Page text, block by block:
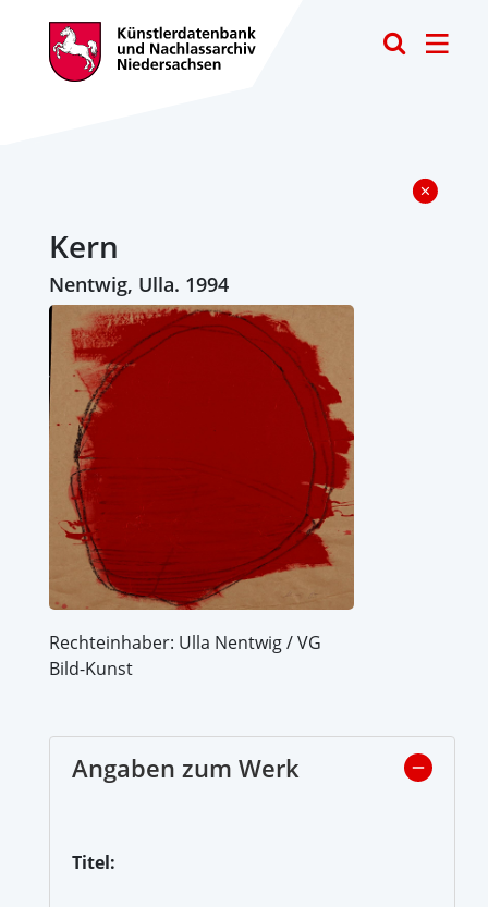
Kern
Nentwig, Ulla. 1994
Rechteinhaber: Ulla Nentwig / VG
Bild-Kunst
Angaben zum Werk
Titel: